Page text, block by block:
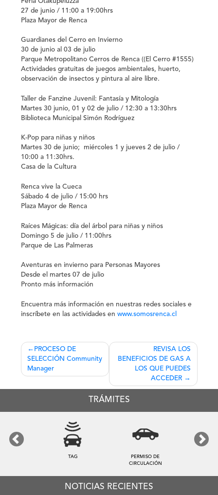
27 de junio / 11:00 a 19:00hrs
Plaza Mayor de Renca
Guardianes del Cerro en Invierno
30 de junio al 03 de julio
Parque Metropolitano Cerros de Renca ((El Cerro #1555)
Actividades gratuitas de juegos ambientales, huerto,
observación de insectos y pintura al aire libre.
Taller de Fanzine Juvenil: Fantasía y Mitología
Martes 30 junio, 01 y 02 de julio / 12:30 a 13:30hrs
Biblioteca Municipal Simón Rodríguez
K-Pop para niñas y niños
Martes 30 de junio; miércoles 1 y jueves 2 de julio /
10:00 a 11:30hrs.
Casa de la Cultura
Renca vive la Cueca
Sábado 4 de julio / 15:00 hrs
Plaza Mayor de Renca
Raíces Mágicas: día del árbol para niñas y niños
Domingo 5 de julio / 11:00hrs
Parque de Las Palmeras
Aventuras en invierno para Personas Mayores
Desde el martes 07 de julio
Pronto más información
Encuentra más información en nuestras redes sociales e
inscríbete en las actividades en www.somosrenca.cl
Navegación
de
PROCESO DE
SELECCIÓN Community
Manager
REVISA LOS
BENEFICIOS DE GAS A
LOS QUE PUEDES
ACCEDER
TRÁMITES
PERMISO DE
Previous Next
NOTICIAS RECIENTES